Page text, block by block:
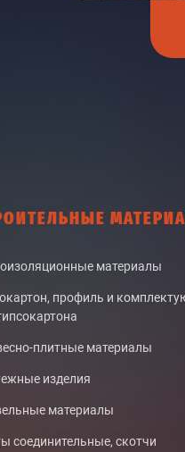
материалы
профиль и
плитные материалы
изделия
материалы
соединительные, скотчи